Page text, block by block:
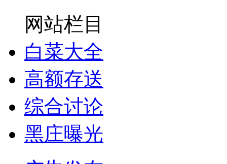
网站栏目
白菜大全
高额存送
综合讨论
黑庄曝光